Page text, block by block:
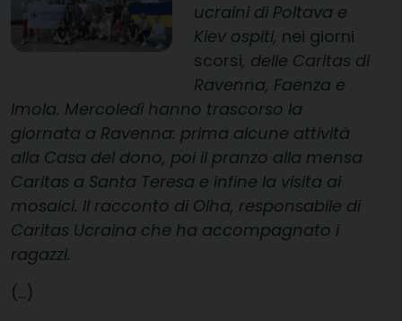
ucraini di Poltava e
Kiev ospiti, nei giorni
scorsi, delle Caritas di
Ravenna, Faenza e
Imola. Mercoledì hanno trascorso la
giornata a Ravenna: prima alcune attività
alla Casa del dono, poi il pranzo alla mensa
Caritas a Santa Teresa e infine la visita ai
mosaici. Il racconto di Olha, responsabile di
Caritas Ucraina che ha accompagnato i
ragazzi.
(…)